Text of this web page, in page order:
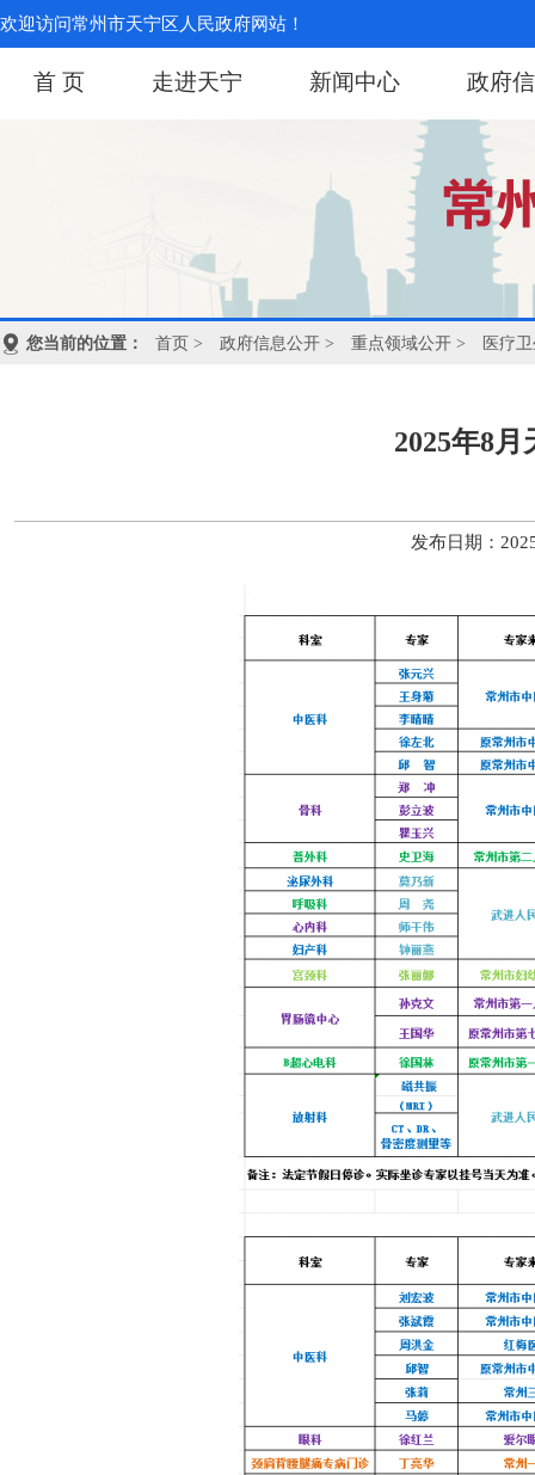
欢迎访问常州市天宁区人民政府网站！
首 页 走进天宁 新闻中心 政府
您当前的位置： 首页 > 政府信息公开 > 重点领域公开 > 医疗
2025年8
发布日期：